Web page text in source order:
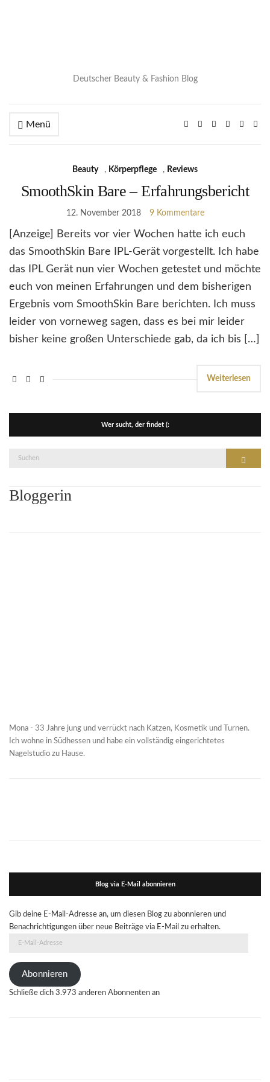
Deutscher Beauty & Fashion Blog
Menü
Beauty , Körperpflege , Reviews
SmoothSkin Bare – Erfahrungsbericht
12. November 2018 9 Kommentare
[Anzeige] Bereits vor vier Wochen hatte ich euch
das SmoothSkin Bare IPL-Gerät vorgestellt. Ich habe
das IPL Gerät nun vier Wochen getestet und möchte
euch von meinen Erfahrungen und dem bisherigen
Ergebnis vom SmoothSkin Bare berichten. Ich muss
leider von vorneweg sagen, dass es bei mir leider
bisher keine großen Unterschiede gab, da ich bis […]
Weiterlesen
Wer sucht, der findet (:
Suche
Bloggerin
Mona - 33 Jahre jung und verrückt nach Katzen, Kosmetik und Turnen.
Ich wohne in Südhessen und habe ein vollständig eingerichtetes
Nagelstudio zu Hause.
Blog via E-Mail abonnieren
Gib deine E-Mail-Adresse an, um diesen Blog zu abonnieren und
Benachrichtigungen über neue Beiträge via E-Mail zu erhalten.
Adresse
Abonnieren
Schließe dich 3.973 anderen Abonnenten an